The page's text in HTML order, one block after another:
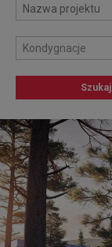
Kondygnacje
Szukaj